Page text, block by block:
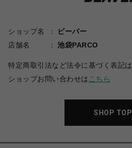
ショップ名
ビーバー
店舗名
池袋PARCO
特定商取引法など法令に基づく表記は
ショップお問い合わせは こちら
SHOP TOP